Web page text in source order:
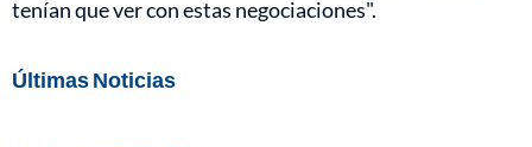
tenían que ver con estas negociaciones".
Últimas Noticias